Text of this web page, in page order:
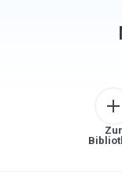
Zur